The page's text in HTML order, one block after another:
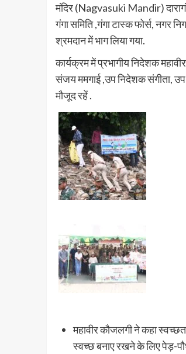
मंदिर (Nagvasuki Mandir)
गंगा समिति ,गंगा टास्क फोर्स, नगर
श्रमदान में भाग लिया गया.
कार्यक्रम में प्रभागीय निदेशक
संजय ममगाई ,उप निदेशक संगीता, उप
मौजूद रहें .
महावीर कौजलगी ने कहा
स्वच्छ बनाए रखने के लिए पेड़-